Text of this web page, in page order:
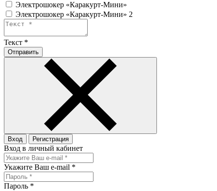
Электрошокер «Каракурт-Мини»
Электрошокер «Каракурт-Мини» 2
Текст *
Отправить
Вход Регистрация
Вход в личный кабинет
Укажите Ваш e-mail *
Пароль *